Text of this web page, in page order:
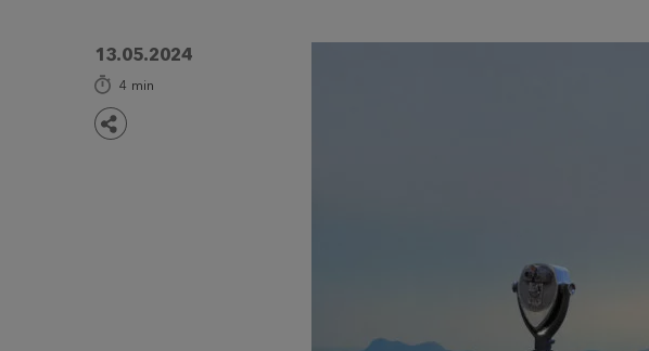
13.05.2024
4 min
Teilen